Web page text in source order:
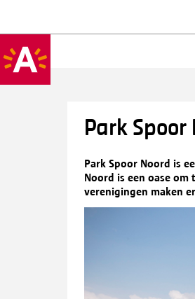
Park Spoor
Park Spoor Noord is
Noord is een oase
verenigingen maken